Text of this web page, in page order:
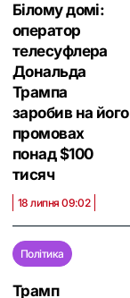
Білому домі:
оператор
телесуфлера
Дональда
Трампа
заробив на його
промовах
понад $100
тисяч
18 липня 09:02
Політика
Трамп